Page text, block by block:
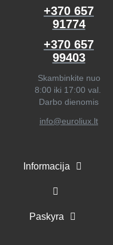
+370 657
91774
+370 657
99403
Skambinkite nuo
8:00 iki 17:00 val.
Darbo dienomis
info@euroliux.lt
Informacija
Paskyra